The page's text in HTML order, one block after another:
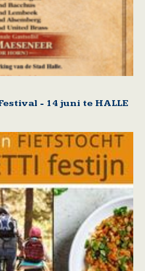
- 14 juni te HALLE